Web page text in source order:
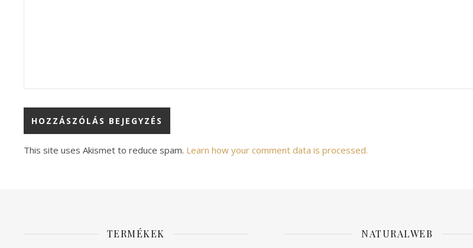
Alternative:
This site uses Akismet to reduce spam. Learn how your comment data is processed.
TERMÉKEK NATURALWEB